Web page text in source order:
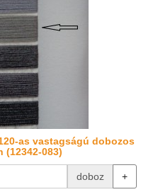
as vastagságú dobozos
(12342-083)
doboz +